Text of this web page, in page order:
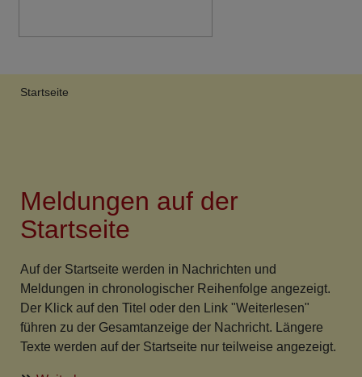
Breadcrumb
Startseite
Meldungen auf der
Startseite
Auf der Startseite werden in Nachrichten und
Meldungen in chronologischer Reihenfolge angezeigt.
Der Klick auf den Titel oder den Link "Weiterlesen"
führen zu der Gesamtanzeige der Nachricht. Längere
Texte werden auf der Startseite nur teilweise angezeigt.